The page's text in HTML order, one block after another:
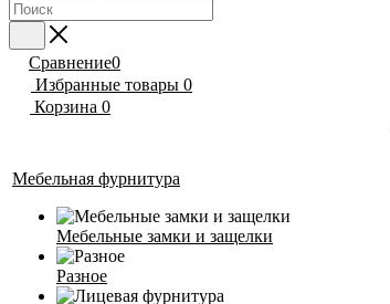
Сравнение0
Избранные товары 0
Корзина 0
Мебельная фурнитура
Мебельные замки и защелки
Разное